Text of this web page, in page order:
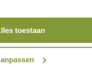
toestaan